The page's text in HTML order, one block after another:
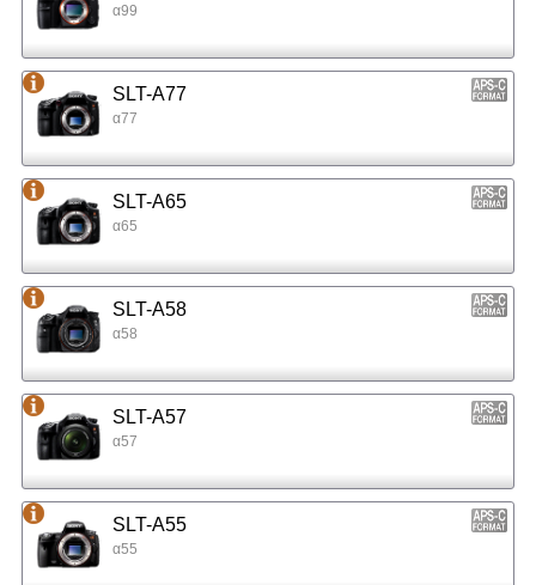
α99
SLT-A77
α77
SLT-A65
α65
SLT-A58
α58
SLT-A57
α57
SLT-A55
α55